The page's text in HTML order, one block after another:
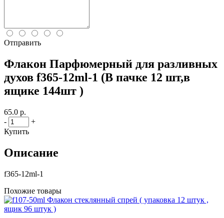
Отправить
Флакон Парфюмерный для разливных
духов f365-12ml-1 (В пачке 12 шт,в
ящике 144шт )
65.0 р.
-
+
Купить
Описание
f365-12ml-1
Похожие товары